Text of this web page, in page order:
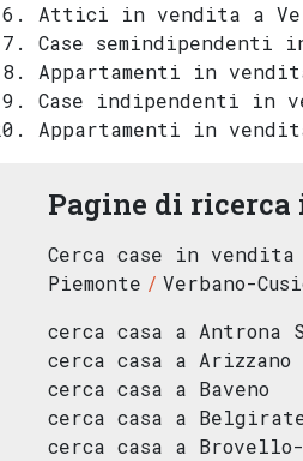
Attici in vendita a
Case semindipendenti
Appartamenti in
Case indipendenti in
Appartamenti in
Pagine di
Cerca case in
Piemonte
Verbano-
cerca casa a Antrona
cerca casa a Arizzano
cerca casa a Baveno
cerca casa a
cerca casa a Brovello-